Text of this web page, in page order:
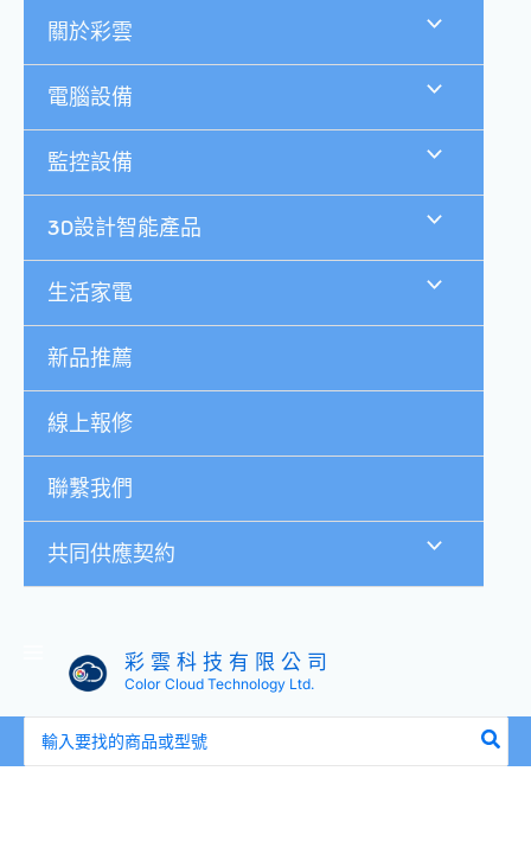
關於彩雲
電腦設備
監控設備
3D設計智能產品
生活家電
新品推薦
線上報修
聯繫我們
共同供應契約
彩 雲 科 技 有 限 公 司
Color Cloud Technology Ltd.
尋：